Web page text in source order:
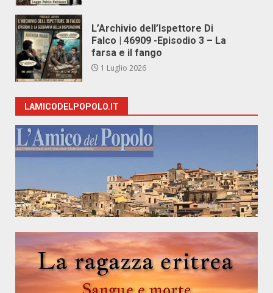
L’Archivio dell’Ispettore Di
Falco | 46909 -Episodio 3 – La
farsa e il fango
1 Luglio 2026
LAMICODELPOPOLO.IT